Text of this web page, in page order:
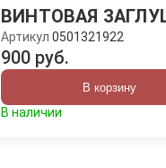
ВИНТОВАЯ
Артикул 0501321922
900 руб.
В корзину
В наличии